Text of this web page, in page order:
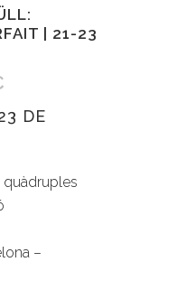
| 21-23
de
174,00€
DE
quàdruples
–